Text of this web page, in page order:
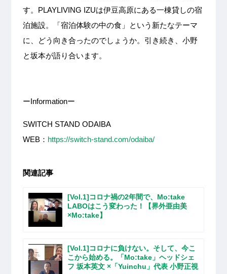
す。PLAYLIVING IZUは伊豆高原にある一棟貸しの宿
泊施設。「宿泊体験の中の食」という新たなテーマ
に、どう向き合ったのでしょうか。引き続き、小野
と坂本が語り合います。
ーInformationー
SWITCH STAND ODAIBA
WEB： https://switch-stand.com/odaiba/
関連記事
[Vol.1]コロナ禍の2年間で、Mo:take
LABOはこう変わった！【界外亜由美
×Mo:take】
[Vol.1]コロナに負けない。そして、今こ
こから始める。「Mo:take」ヘッドシェ
フ 坂本英文 ×「Yuinchu」代表 小野正視